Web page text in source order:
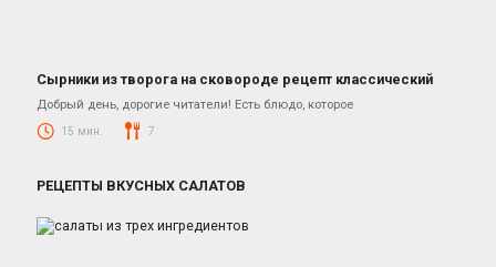
Десерты
Сырники из творога на сковороде рецепт классический
Добрый день, дорогие читатели! Есть блюдо, которое
15 мин. 7
РЕЦЕПТЫ ВКУСНЫХ САЛАТОВ